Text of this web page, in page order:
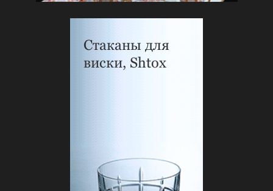
Стаканы для
виски, Shtox